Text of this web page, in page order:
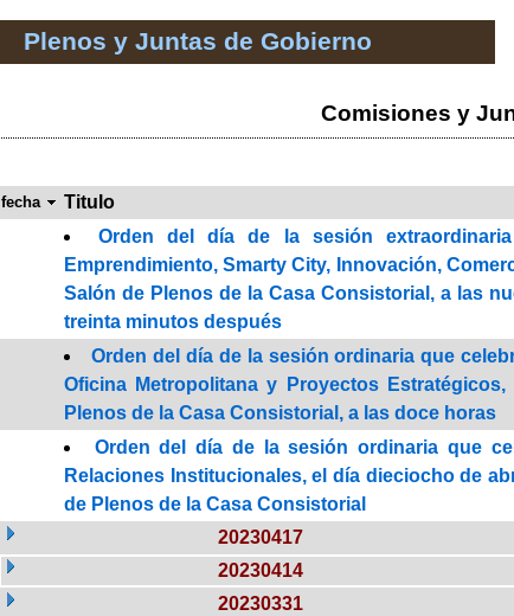
Plenos y Juntas de Gobierno
Comisiones y
fecha Titulo
Orden del día de la sesión
Emprendimiento, Smarty City, Innovación,
Salón de Plenos de la Casa Consistorial, a las
treinta minutos después
Orden del día de la sesión ordinaria que
Oficina Metropolitana y Proyectos
Plenos de la Casa Consistorial, a las doce horas
Orden del día de la sesión ordinaria que
Relaciones Institucionales, el día dieciocho de
de Plenos de la Casa Consistorial
20230417
20230414
20230331